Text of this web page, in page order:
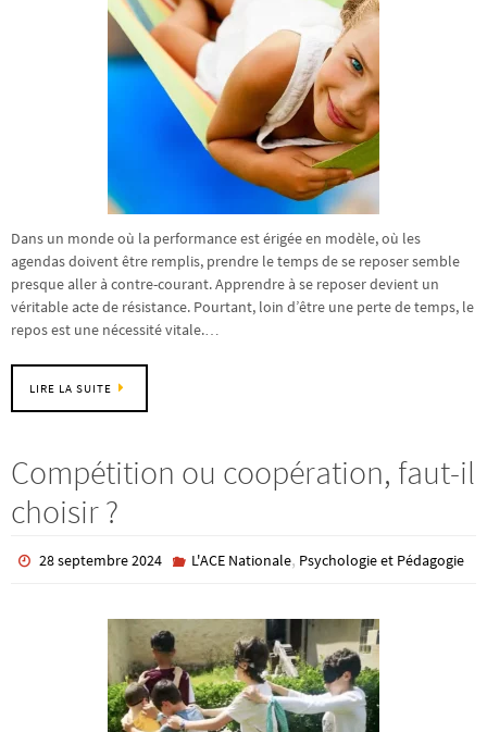
Dans un monde où la performance est érigée en modèle, où les
agendas doivent être remplis, prendre le temps de se reposer semble
presque aller à contre-courant. Apprendre à se reposer devient un
véritable acte de résistance. Pourtant, loin d’être une perte de temps, le
repos est une nécessité vitale.…
LIRE LA SUITE
Compétition ou coopération, faut-il
choisir ?
28 septembre 2024 L'ACE Nationale, Psychologie et Pédagogie